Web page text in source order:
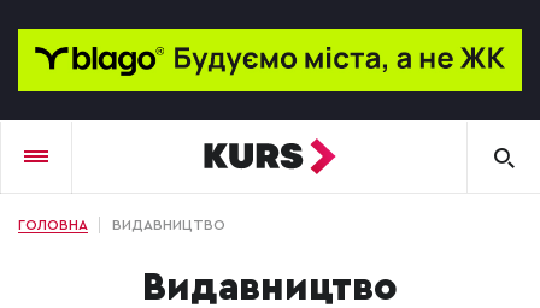
ГОЛОВНА ВИДАВНИЦТВО
видавництво